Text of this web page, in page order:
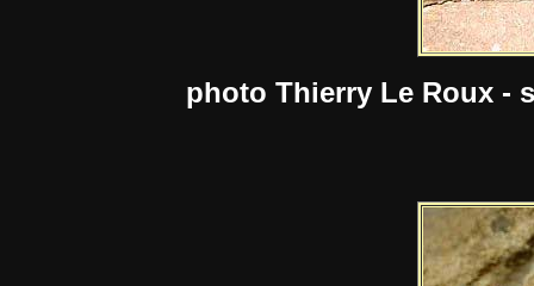
photo Thierry Le Roux -